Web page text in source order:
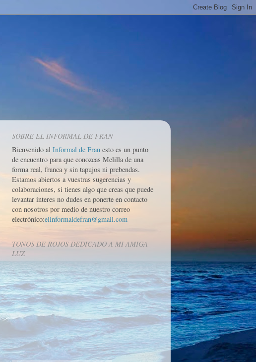
SOBRE EL INFORMAL DE FRAN
Bienvenido al Informal de Fran esto es un punto
de encuentro para que conozcas Melilla de una
forma real, franca y sin tapujos ni prebendas.
Estamos abiertos a vuestras sugerencias y
colaboraciones, si tienes algo que creas que puede
levantar interes no dudes en ponerte en contacto
con nosotros por medio de nuestro correo
electrónico:elinformaldefran@gmail.com
TONOS DE ROJOS DEDICADO A MI AMIGA
LUZ